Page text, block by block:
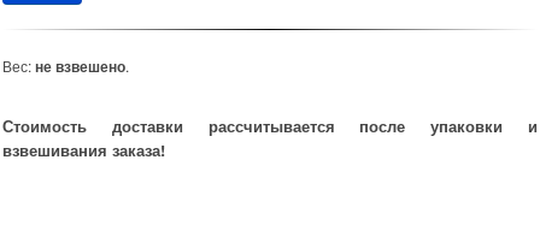
Вес:не взвешено.
Стоимость доставки рассчитывается после упаковки и
взвешивания заказа!